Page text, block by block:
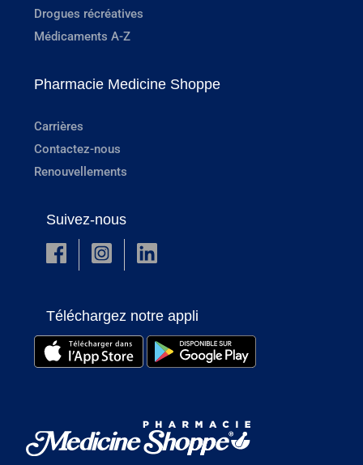
Drogues récréatives
Médicaments A-Z
Pharmacie Medicine Shoppe
Carrières
Contactez-nous
Renouvellements
Suivez-nous
Téléchargez notre appli